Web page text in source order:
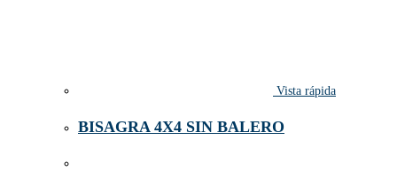
Vista rápida
BISAGRA 4X4 SIN BALERO